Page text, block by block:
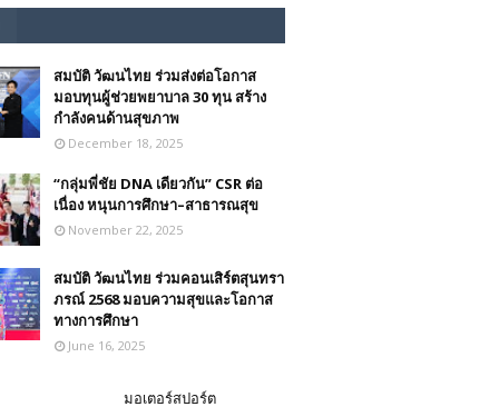
สมบัติ วัฒนไทย ร่วมส่งต่อโอกาส
มอบทุนผู้ช่วยพยาบาล 30 ทุน สร้าง
กำลังคนด้านสุขภาพ
December 18, 2025
“กลุ่มพี่ชัย DNA เดียวกัน” CSR ต่อ
เนื่อง หนุนการศึกษา–สาธารณสุข
November 22, 2025
สมบัติ วัฒนไทย ร่วมคอนเสิร์ตสุนทรา
ภรณ์ 2568 มอบความสุขและโอกาส
ทางการศึกษา
June 16, 2025
มอเตอร์สปอร์ต